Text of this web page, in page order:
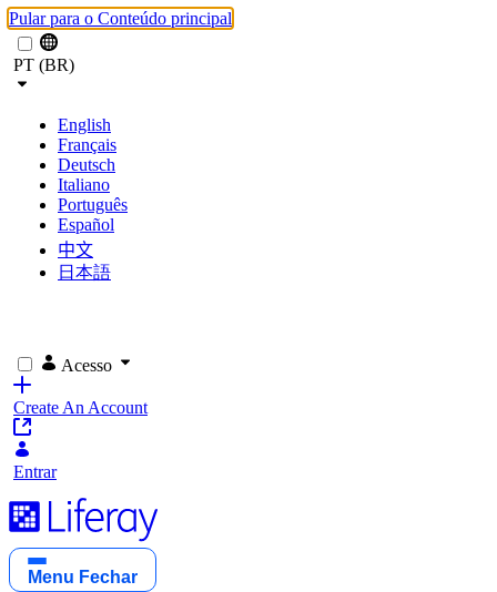
Pular para o Conteúdo principal
PT (BR)
English
Français
Deutsch
Italiano
Português
Español
中文
日本語
Acesso
Create An Account
Entrar
Menu Fechar